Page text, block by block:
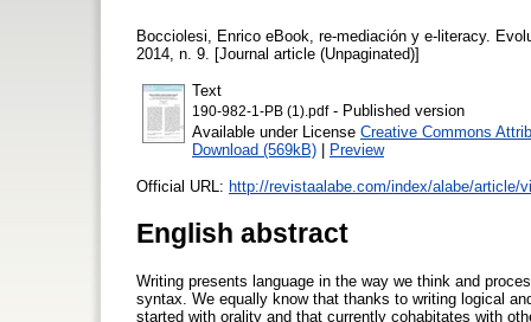
Bocciolesi, Enrico eBook, re-mediación y e-literacy.
2014, n. 9. [Journal article (Unpaginated)]
Text
190-982-1-PB (1).pdf- Published version
Available under License Creative Commons
Download (569kB) | Preview
Official URL: http://revistaalabe.com/index/alabe/article/
English abstract
Writing presents language in the way we think and
syntax. We equally know that thanks to writing logical
started with orality and that currently cohabitates with